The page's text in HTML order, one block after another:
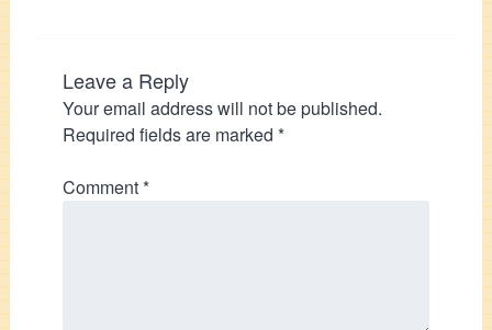
Leave a Reply
Your email address will not be published.
Required fields are marked *
Comment*